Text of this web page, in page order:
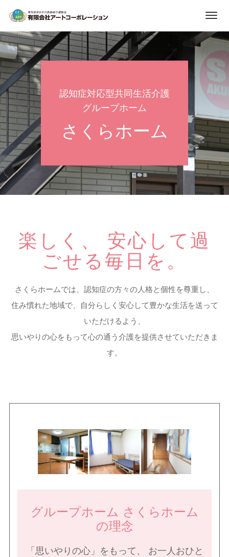
認知症対応型共同生活介護
グループホーム
さくらホーム
楽しく、 安心して過
ごせる毎日を。
さくらホームでは、認知症の方々の人格と個性を尊重し、
住み慣れた地域で、自分らしく安心して豊かな生活を送って
いただけるよう、
思いやりの心をもって心の通う介護を提供させていただきま
す。
グループホーム さくらホーム
の理念
「思いやりの心」をもって、 お一人おひと